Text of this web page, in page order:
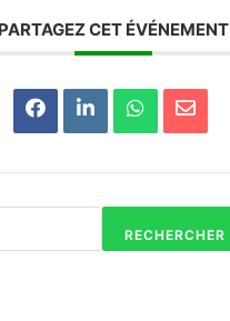
PARTAGEZ CET ÉVÉNEMENT
RECHERCHER